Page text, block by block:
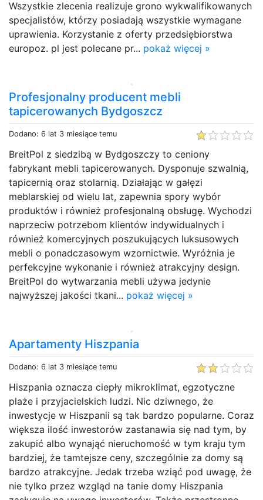
Wszystkie zlecenia realizuje grono wykwalifikowanych
specjalistów, którzy posiadają wszystkie wymagane
uprawienia. Korzystanie z oferty przedsiębiorstwa
europoz. pl jest polecane pr... pokaż więcej »
Profesjonalny producent mebli
tapicerowanych Bydgoszcz
Dodano: 6 lat 3 miesiące temu
BreitPol z siedzibą w Bydgoszczy to ceniony
fabrykant mebli tapicerowanych. Dysponuje szwalnią,
tapicernią oraz stolarnią. Działając w gałęzi
meblarskiej od wielu lat, zapewnia spory wybór
produktów i również profesjonalną obsługę. Wychodzi
naprzeciw potrzebom klientów indywidualnych i
również komercyjnych poszukujących luksusowych
mebli o ponadczasowym wzornictwie. Wyróżnia je
perfekcyjne wykonanie i również atrakcyjny design.
BreitPol do wytwarzania mebli używa jedynie
najwyższej jakości tkani... pokaż więcej »
Apartamenty Hiszpania
Dodano: 6 lat 3 miesiące temu
Hiszpania oznacza ciepły mikroklimat, egzotyczne
plaże i przyjacielskich ludzi. Nic dziwnego, że
inwestycje w Hiszpanii są tak bardzo popularne. Coraz
większa ilość inwestorów zastanawia się nad tym, by
zakupić albo wynająć nieruchomość w tym kraju tym
bardziej, że tamtejsze ceny, szczególnie za domy są
bardzo atrakcyjne. Jedak trzeba wziąć pod uwagę, że
nie tylko przez wzgląd na tanie domy Hiszpania